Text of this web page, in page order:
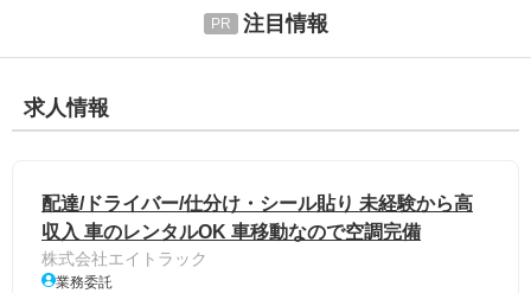
注目情報
求人情報
配達/ドライバー/仕分け・シール貼り 未経験から高
収入 車のレンタルOK 車移動なので空調完備
株式会社エイトラック
業務委託